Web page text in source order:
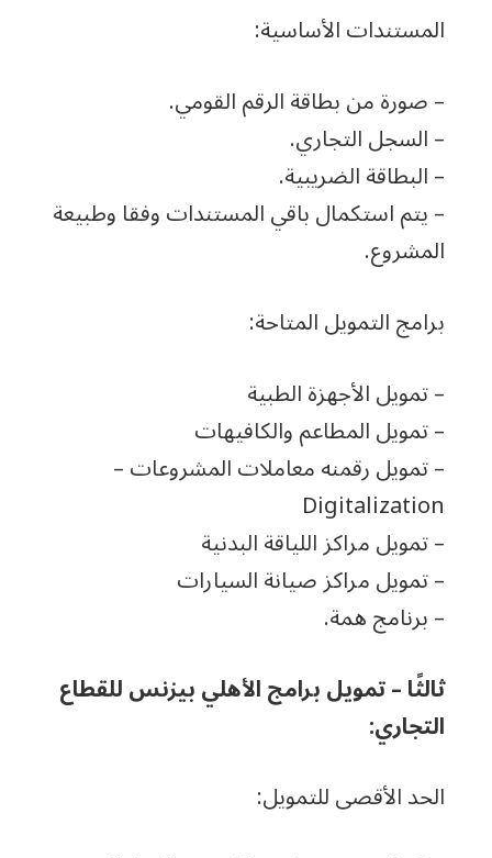
المستندات الأساسية:
– صورة من بطاقة الرقم القومي.
– السجل التجاري.
– البطاقة الضريبية.
– يتم استكمال باقي المستندات وفقا وطبيعة
المشروع.
برامج التمويل المتاحة:
– تمويل الأجهزة الطبية
– تمويل المطاعم والكافيهات
– تمويل رقمنه معاملات المشروعات –
Digitalization
– تمويل مراكز اللياقة البدنية
– تمويل مراكز صيانة السيارات
– برنامج همة.
ثالثًا – تمويل برامج الأهلي بيزنس للقطاع
التجاري:
الحد الأقصى للتمويل: